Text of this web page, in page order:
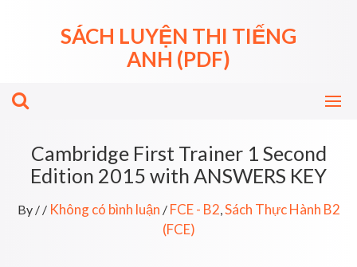
SÁCH LUYỆN THI TIẾNG
ANH (PDF)
Cambridge First Trainer 1 Second
Edition 2015 with ANSWERS KEY
By / / Không có bình luận / FCE - B2,Sách Thực Hành B2
(FCE)